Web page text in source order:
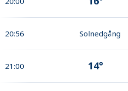
20:56 Solnedgång
21:00 14°